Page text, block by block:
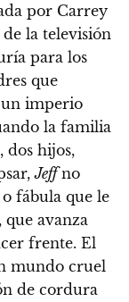
por Carrey
la televisión
para los
que
imperio
la familia
dos hijos,
Jeffno
fábula que le
que avanza
frente. El
mundo cruel
de cordura